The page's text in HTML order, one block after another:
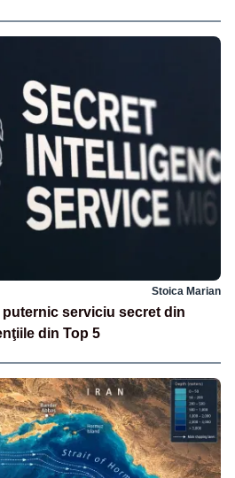
Stoica Marian
puternic serviciu secret din
din Top 5